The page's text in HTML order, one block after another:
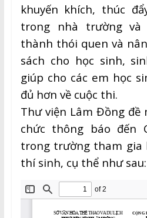
khuyến khích, thúc
trong nhà trường và
thành thói quen và
sách cho học sinh,
giúp cho các em học
đủ hơn về cuộc thi.
Thư viện Lâm Đồng
chức thông báo đến
trong trường tham gia
thí sinh, cụ thể như sau: